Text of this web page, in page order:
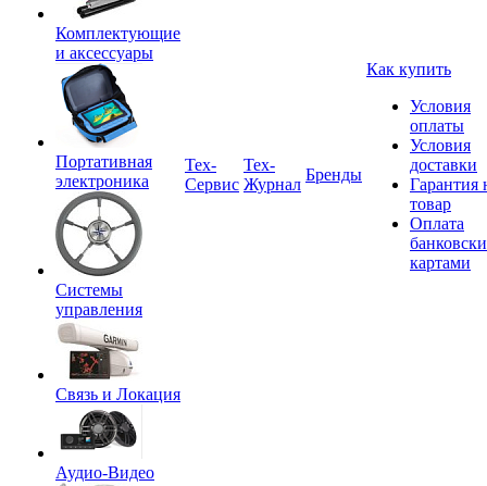
Комплектующие
и аксессуары
Портативная
электроника
Системы
управления
Связь и Локация
Аудио-Видео
Tex-
Сервис
Тех-
Журнал
Бренды
Как купить
Условия
оплаты
Условия
доставки
Гарантия
товар
Оплата
картами